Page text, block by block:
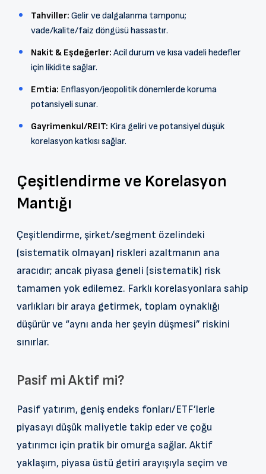
Tahviller: Gelir ve dalgalanma tamponu;
vade/kalite/faiz döngüsü hassastır.
Nakit & Eşdeğerler: Acil durum ve kısa vadeli hedefler
için likidite sağlar.
Emtia: Enflasyon/jeopolitik dönemlerde koruma
potansiyeli sunar.
Gayrimenkul/REIT: Kira geliri ve potansiyel düşük
korelasyon katkısı sağlar.
Çeşitlendirme ve Korelasyon
Mantığı
Çeşitlendirme, şirket/segment özelindeki
(sistematik olmayan) riskleri azaltmanın ana
aracıdır; ancak piyasa geneli (sistematik) risk
tamamen yok edilemez. Farklı korelasyonlara sahip
varlıkları bir araya getirmek, toplam oynaklığı
düşürür ve “aynı anda her şeyin düşmesi” riskini
sınırlar.
Pasif mi Aktif mi?
Pasif yatırım, geniş endeks fonları/ETF’lerle
piyasayı düşük maliyetle takip eder ve çoğu
yatırımcı için pratik bir omurga sağlar. Aktif
yaklaşım, piyasa üstü getiri arayışıyla seçim ve